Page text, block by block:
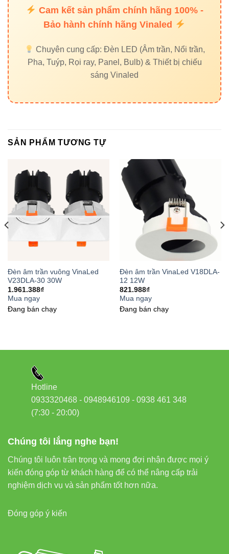
Đèn led Skyled
8. Liên hệ mua hàng chính hãng
Đèn led Vinaled
Phone/Zalo: 0933320468 – 0948946109 – 0938 461
City, Hồ Chí Minh City
Cam kết sản phẩm chính hãng 100% -
Bảo hành chính hãng Vinaled
Chuyên cung cấp: Đèn LED (Âm trần, Nổi trần,
Pha, Tuýp, Rọi ray, Panel, Bulb) & Thiết bị chiếu
sáng Vinaled
SẢN PHẨM TƯƠNG TỰ
Đèn âm trần vuông VinaLed
V23DLA-30 30W
1.961.388₫
Mua ngay
Đang bán chạy
Đèn âm trần VinaLed V18DLA-
12 12W
821.988₫
Mua ngay
Đang bán chạy
Chúng tôi lắng nghe bạn!
Chúng tôi luôn trân trọng và mong đợi nhận được mọi ý
kiến đóng góp từ khách hàng để có thể nâng cấp trải
nghiệm dịch vụ và sản phẩm tốt hơn nữa.
Đóng góp ý kiến
Hotline
0933320468 - 0948946109 - 0938 461 348
(7:30 - 20:00)